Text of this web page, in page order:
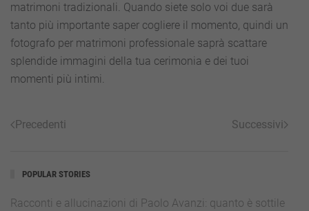
matrimoni tradizionali. Quando siete solo voi due sarà
tanto più importante saper cogliere il momento, quindi un
fotografo per matrimoni professionale saprà scattare
splendide immagini della tua cerimonia e dei tuoi
momenti più intimi.
Precedenti Successivi
POPULAR STORIES
Racconti e allucinazioni di Paolo Avanzi: quanto è sottile